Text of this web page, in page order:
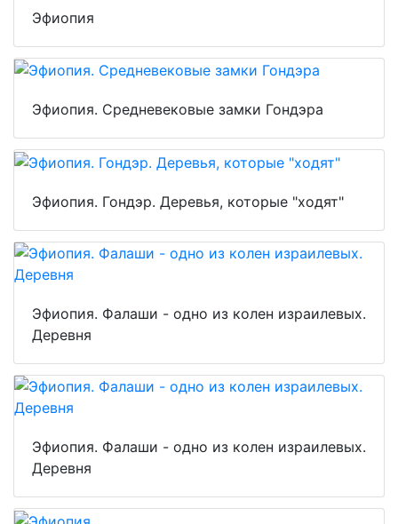
Эфиопия
Эфиопия. Средневековые замки Гондэра
Эфиопия. Гондэр. Деревья, которые "ходят"
Эфиопия. Фалаши - одно из колен израилевых.
Деревня
Эфиопия. Фалаши - одно из колен израилевых.
Деревня